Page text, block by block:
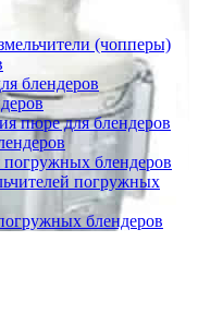
(чопперы)
блендеров
пюре для блендеров
погружных блендеров
погружных
блендеров